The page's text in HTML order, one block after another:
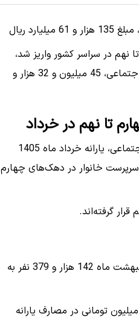
براساس آنچه در پرداختی یارانه اردیبهشت ماه شاهد آن بودیم، مبلغ 135 هزار و 61 میلیارد ریال
به این ترتیب بر اساس دهک‌بندی اعلام‌شده از سوی وزارت تعاون، کار و رفاه اجتماعی، 45 میلیون و 32 هزار و
با وجود این، براساس دهک‌بندی انجام‌شده از سوی وزارت تعاون، کار و رفاه اجتماعی، یارانه خرداد ماه 1405
به‌مبلغ 135 هزار و 490 میلیارد ریال به حساب 15 میلیون و 639 هزار و 132 سرپرست خانوار در دهک‌های چهارم
با توجه به آمارهای دهک‌بندی و یارانه پرداختی در خرداد ماه در نسبت با اردیبهشت ماه 142 هزار و 379 نفر به
نتیجه افزوده‌شدن این تعداد به جمع یارانه‌بگیران، افزایش 42 میلیارد و 900 میلیون تومانی در مصارف یارانه